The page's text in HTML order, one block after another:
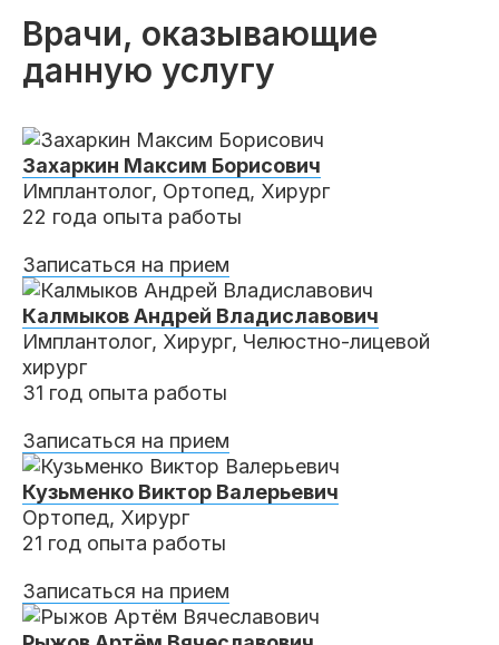
Врачи, оказывающие
данную услугу
Захаркин Максим Борисович
Имплантолог, Ортопед, Хирург
22 года опыта работы
Записаться на прием
КалмыковАндрей Владиславович
Имплантолог, Хирург, Челюстно-лицевой
хирург
31 год опыта работы
Записаться на прием
Кузьменко Виктор Валерьевич
Ортопед, Хирург
21 год опыта работы
Записаться на прием